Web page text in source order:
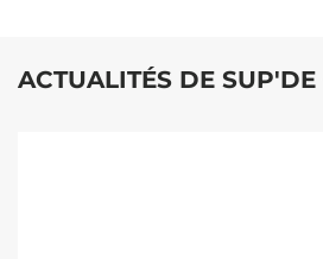
ACTUALITÉS DE SUP'DE